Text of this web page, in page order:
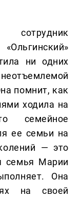
ни одних
помнит, как
ходила на
семейное
ее семьи на
— это
семья Марии
Она
на своей